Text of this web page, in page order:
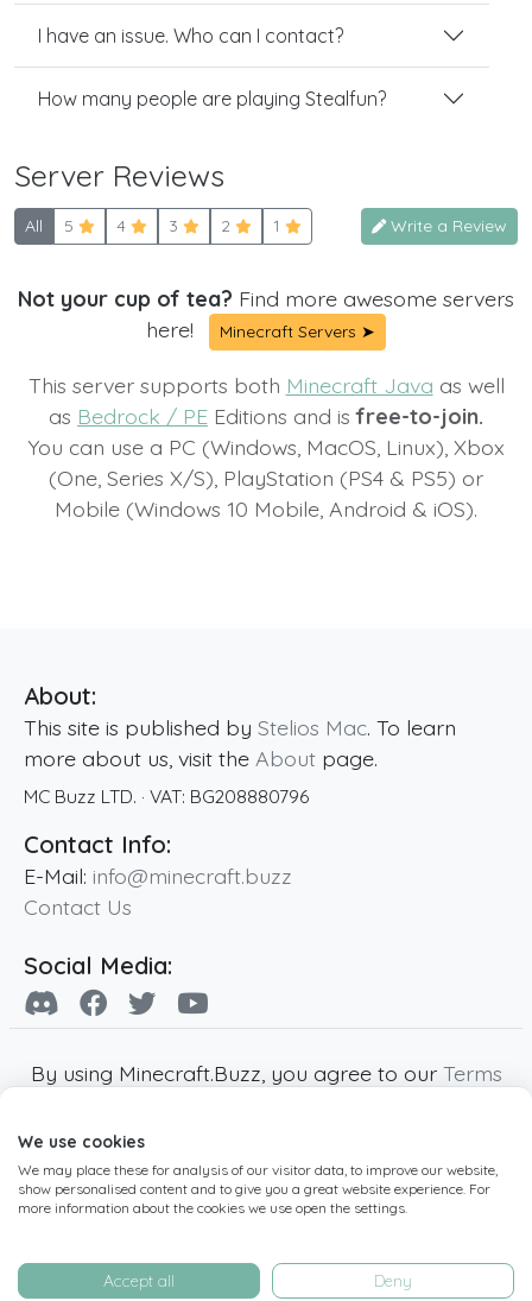
I have an issue. Who can I contact?
How many people are playing Stealfun?
Server Reviews
All 5 4 3 2 1 Write a Review
Not your cup of tea? Find more awesome servers
here!
Minecraft Servers ➤
This server supports both Minecraft Java as well
as Bedrock / PE Editions and isfree-to-join.
You can use a PC (Windows, MacOS, Linux), Xbox
(One, Series X/S), PlayStation (PS4 & PS5) or
Mobile (Windows 10 Mobile, Android & iOS).
About:
This site is published by Stelios Mac. To learn
more about us, visit the About page.
MC Buzz LTD. · VAT: BG208880796
Contact Info:
E-Mail: info@minecraft.buzz
Contact Us
Social Media:
By using Minecraft.Buzz, you agree to our Terms
Minecraft and all associated Minecraft images
are copyright of Mojang AB. Minecraft.Buzz is
not affiliated with Minecraft or Mojang AB.
operated by MC Buzz LTD. - All rights reserved.
We use cookies
We may place these for analysis of our visitor data, to improve our website,
show personalised content and to give you a great website experience. For
more information about the cookies we use open the settings.
Accept all Deny